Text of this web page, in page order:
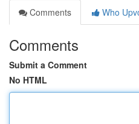
Comments
Who
Comments
Submit a Comment
No HTML